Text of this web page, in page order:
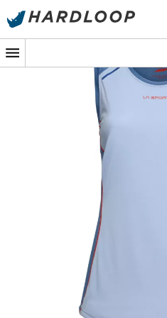
Promos d'été 🔥 -5 % EXTRA
Débardeur Tracer La